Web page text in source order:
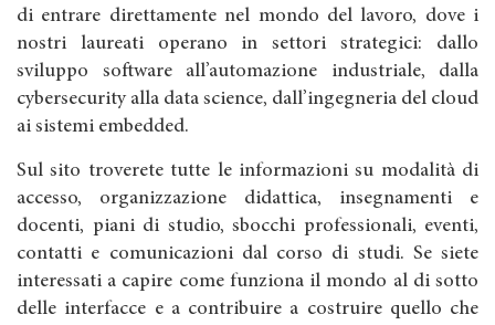
di entrare direttamente nel mondo del lavoro, dove i
nostri laureati operano in settori strategici: dallo
sviluppo software all’automazione industriale, dalla
cybersecurity alla data science, dall’ingegneria del cloud
ai sistemi embedded.
Sul sito troverete tutte le informazioni su modalità di
accesso, organizzazione didattica, insegnamenti e
docenti, piani di studio, sbocchi professionali, eventi,
contatti e comunicazioni dal corso di studi. Se siete
interessati a capire come funziona il mondo al di sotto
delle interfacce e a contribuire a costruire quello che